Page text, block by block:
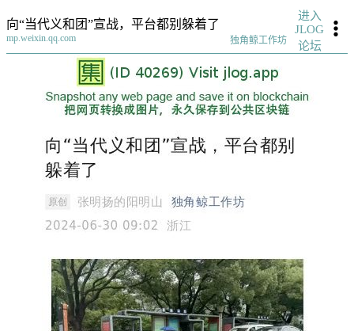
向“当代义和团”宣战，平台都别躲着了
mp.weixin.qq.com 独角鲸工作坊
进入
JLOG
论坛